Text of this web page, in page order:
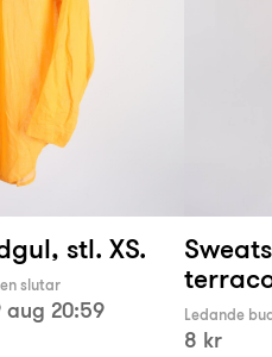
stl. XS.
slutar
aug 20:59 Ledande
8 kr